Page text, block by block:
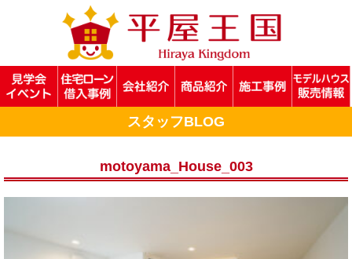
スタッフBLOG
motoyama_House_003